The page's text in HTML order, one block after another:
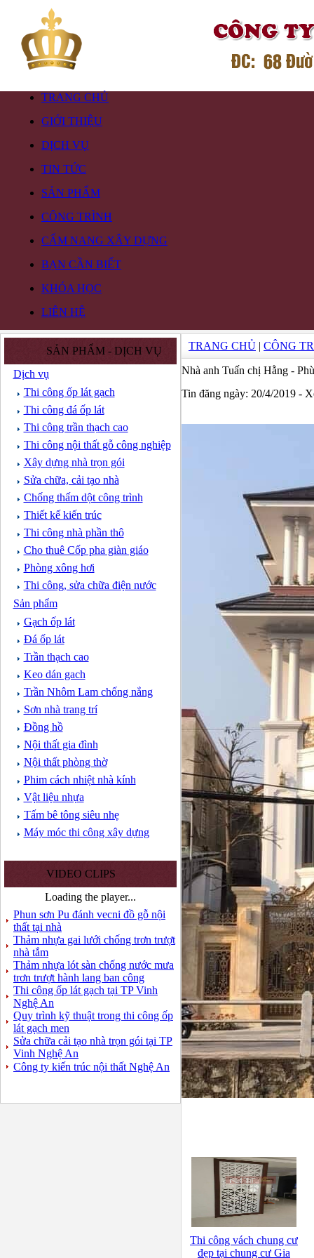
TRANG CHỦ
GIỚI THIỆU
DỊCH VỤ
TIN TỨC
SẢN PHẨM
CÔNG TRÌNH
CẨM NANG XÂY DỰNG
BẠN CẦN BIẾT
KHÓA HỌC
LIÊN HỆ
SẢN PHẨM - DỊCH VỤ
Dịch vụ
Thi công ốp lát gạch
Thi công đá ốp lát
Thi công trần thạch cao
Thi công nội thất gỗ công nghiệp
Xây dựng nhà trọn gói
Sửa chữa, cải tạo nhà
Chống thấm dột công trình
Thiết kế kiến trúc
Thi công nhà phần thô
Cho thuê Cốp pha giàn giáo
Phòng xông hơi
Thi công, sửa chữa điện nước
Sản phẩm
Gạch ốp lát
Đá ốp lát
Trần thạch cao
Keo dán gach
Trần Nhôm Lam chống nắng
Sơn nhà trang trí
Đồng hồ
Nội thất gia đình
Nội thất phòng thờ
Phim cách nhiệt nhà kính
Vật liệu nhựa
Tấm bê tông siêu nhẹ
Máy móc thi công xây dựng
VIDEO CLIPS
Loading the player...
Phun sơn Pu đánh vecni đồ gỗ nội
thất tại nhà
Thảm nhựa gai lưới chống trơn trượt
nhà tắm
Thảm nhựa lót sàn chống nước mưa
trơn trượt hành lang ban công
Thi công ốp lát gạch tại TP Vinh
Nghệ An
Quy trình kỹ thuật trong thi công ốp
lát gạch men
Sửa chữa cải tạo nhà trọn gói tại TP
Vinh Nghệ An
Công ty kiến trúc nội thất Nghệ An
TRANG CHỦ | CÔNG
Nhà anh Tuấn chị Hằng -
Tin đăng ngày: 20/4/2019 -
Thi công vách chung cư
đẹp tại chung cư Gia